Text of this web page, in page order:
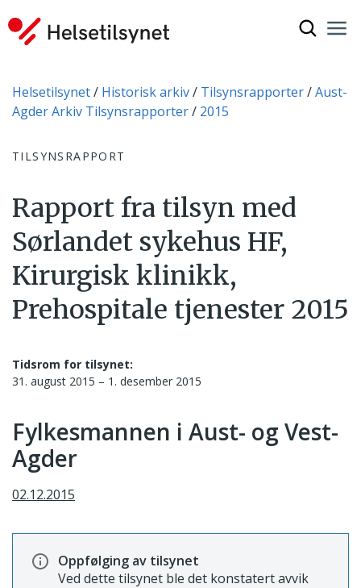
Du er her:
Helsetilsynet Historisk arkiv Tilsynsrapporter
Aust-
Agder Arkiv Tilsynsrapporter
2015
TILSYNSRAPPORT
Rapport fra tilsyn med
Sørlandet sykehus HF,
Kirurgisk klinikk,
Prehospitale tjenester 2015
Tidsrom for tilsynet:
31. august 2015 – 1. desember 2015
Fylkesmannen i Aust- og Vest-
Agder
02.12.2015
Oppfølging av tilsynet
Ved dette tilsynet ble det konstatert avvik